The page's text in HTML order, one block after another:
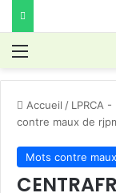
Menu
Accueil / LPRCA
contre maux de
Mots contre